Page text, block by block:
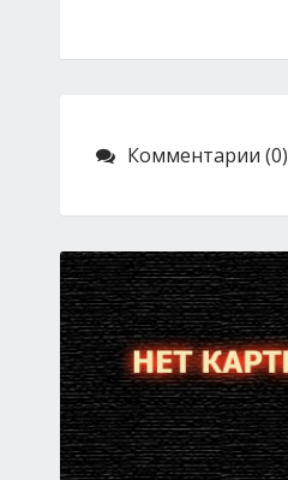
Комментарии (0)